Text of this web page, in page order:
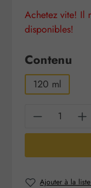
Achetez vite! Il
disponibles!
Sélectionnez
Contenu
120 ml
Quantité
Ajouter à la